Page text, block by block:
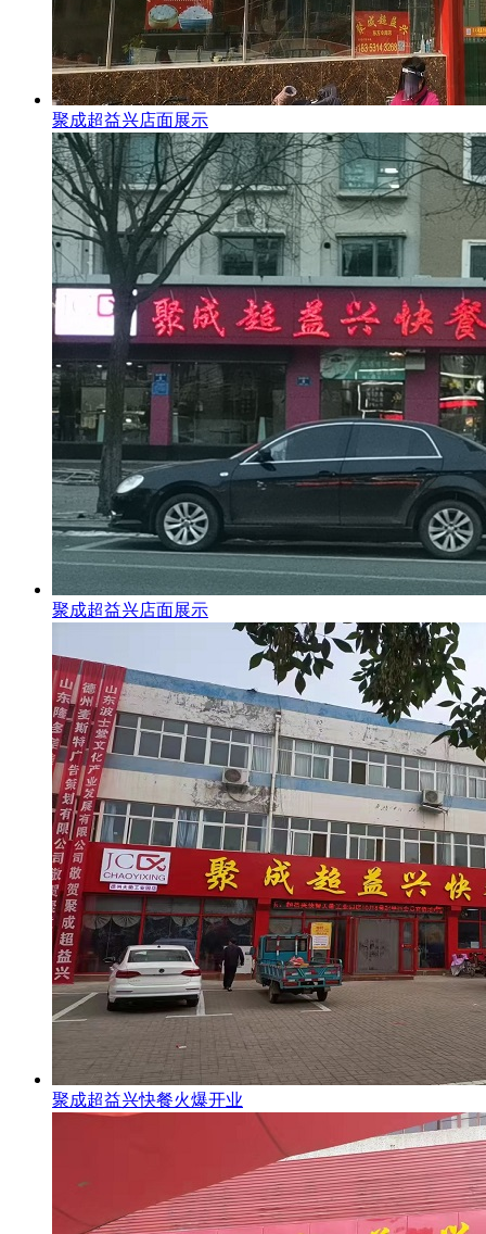
聚成超益兴店面展示
聚成超益兴店面展示
聚成超益兴快餐火爆开业